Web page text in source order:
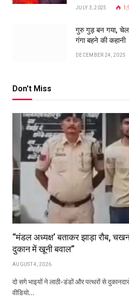
JULY 3, 2025
गुरु गुड़ बन गया,
गंगा बहने की कहानी
DECEMBER 24, 2025
Don't Miss
“मंडल अध्यक्ष’ बताकर झाड़ा रौब,
दुकान में खूनी बवाल”
AUGUST 4, 2026
दो सगे भाइयों ने लाठी-डंडों और पत्थरों से
वीडियो…